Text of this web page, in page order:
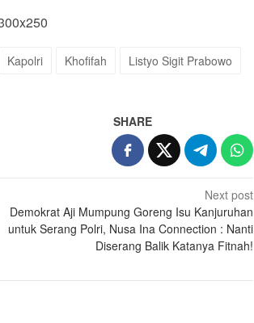
Kapolri Khofifah
Listyo Sigit Prabowo
SHARE
Next post
Demokrat Aji Mumpung Goreng Isu Kanjuruhan
untuk Serang Polri, Nusa Ina Connection : Nanti
Diserang Balik Katanya Fitnah!